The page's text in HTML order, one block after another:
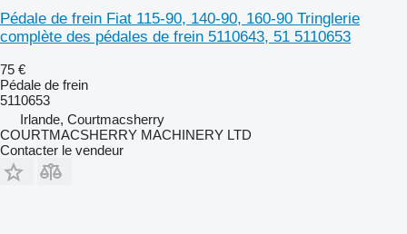
Pédale de frein Fiat 115-90, 140-90, 160-90 Tringlerie
complète des pédales de frein 5110643, 51 5110653
75 €
Pédale de frein
5110653
Irlande, Courtmacsherry
COURTMACSHERRY MACHINERY LTD
Contacter le vendeur